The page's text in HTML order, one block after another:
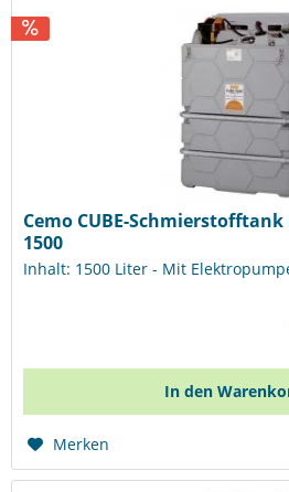
Cemo CUBE-
1500
Inhalt: 1500 Liter - Mit
In den
Merken